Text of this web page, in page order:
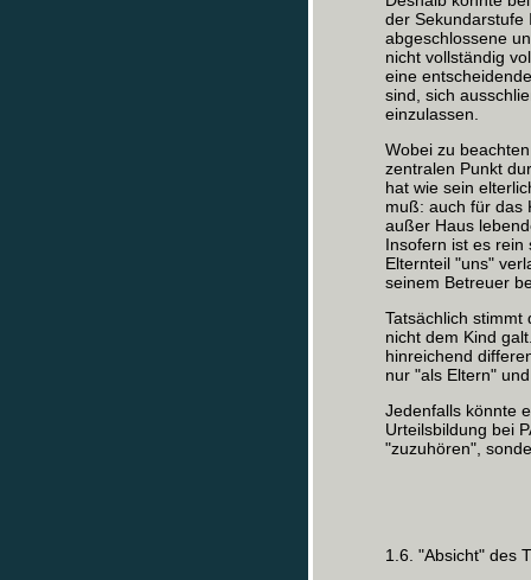
der Sekundarstufe
abgeschlossene
nicht vollständig
eine
sind, sich
einzulassen.
Wobei zu
zentralen Punkt
hat wie sein
muß: auch für das
außer Haus
Insofern ist es rein
Elternteil "uns"
seinem Betreuer
Tatsächlich stimmt
nicht dem Kind
hinreichend
nur "als Eltern"
Jedenfalls könnte
Urteilsbildung bei
"zuzuhören",
1.6. "Absicht" des